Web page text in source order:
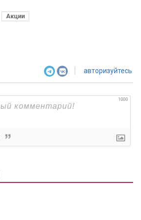
Акции
авторизуйтесь
1000